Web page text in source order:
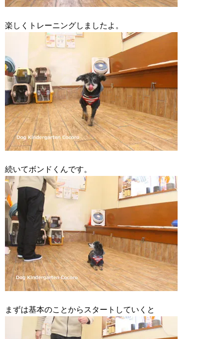
楽しくトレーニングしましたよ。
続いてボンドくんです。
まずは基本のことからスタートしていくと